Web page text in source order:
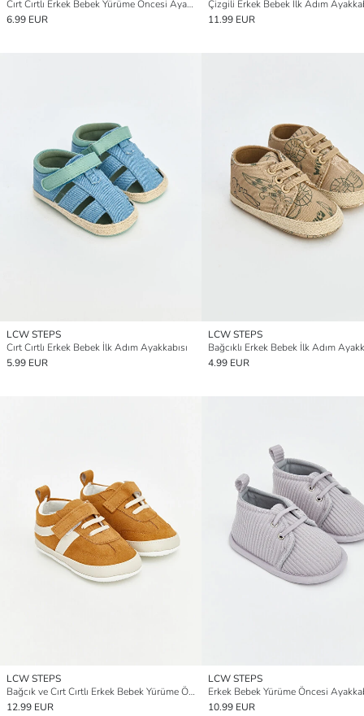
Cırt Cırtlı Erkek Bebek Yürüme Öncesi Ayakkabı
6.99 EUR
Çizgili Erkek Bebek İlk Adım
11.99 EUR
LCW STEPS
Cırt Cırtlı Erkek Bebek İlk Adım Ayakkabısı
5.99 EUR
LCW STEPS
Bağcıklı Erkek Bebek İlk Adım
4.99 EUR
LCW STEPS
Bağcık ve Cırt Cırtlı Erkek Bebek Yürüme Öncesi Ayakkabı
12.99 EUR
LCW STEPS
Erkek Bebek Yürüme Öncesi
10.99 EUR